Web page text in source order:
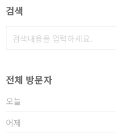
검색
전체 방문자
오늘
어제